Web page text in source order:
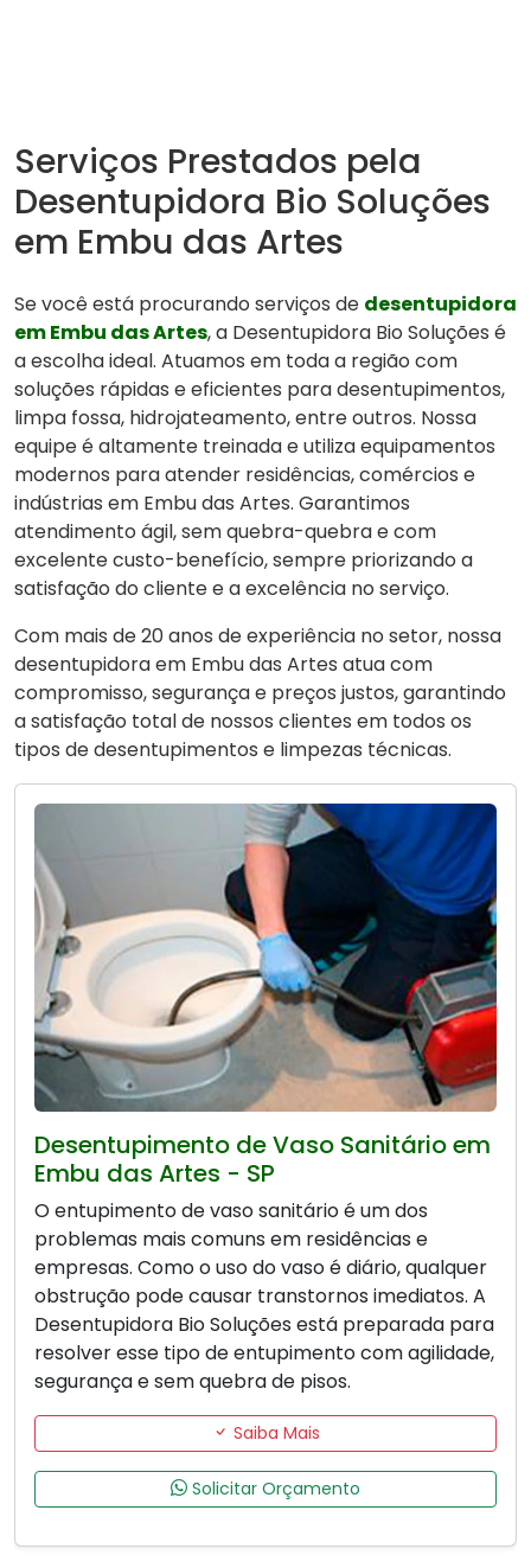
Serviços Prestados pela
Desentupidora Bio Soluções
em Embu das Artes
Se você está procurando serviços de desentupidora
em Embu das Artes, a Desentupidora Bio Soluções é
a escolha ideal. Atuamos em toda a região com
soluções rápidas e eficientes para desentupimentos,
limpa fossa, hidrojateamento, entre outros. Nossa
equipe é altamente treinada e utiliza equipamentos
modernos para atender residências, comércios e
indústrias em Embu das Artes. Garantimos
atendimento ágil, sem quebra-quebra e com
excelente custo-benefício, sempre priorizando a
satisfação do cliente e a excelência no serviço.
Com mais de 20 anos de experiência no setor, nossa
desentupidora em Embu das Artes atua com
compromisso, segurança e preços justos, garantindo
a satisfação total de nossos clientes em todos os
tipos de desentupimentos e limpezas técnicas.
Desentupimento de Vaso Sanitário em
Embu das Artes - SP
O entupimento de vaso sanitário é um dos
problemas mais comuns em residências e
empresas. Como o uso do vaso é diário, qualquer
obstrução pode causar transtornos imediatos. A
Desentupidora Bio Soluções está preparada para
resolver esse tipo de entupimento com agilidade,
segurança e sem quebra de pisos.
Saiba Mais
Solicitar Orçamento